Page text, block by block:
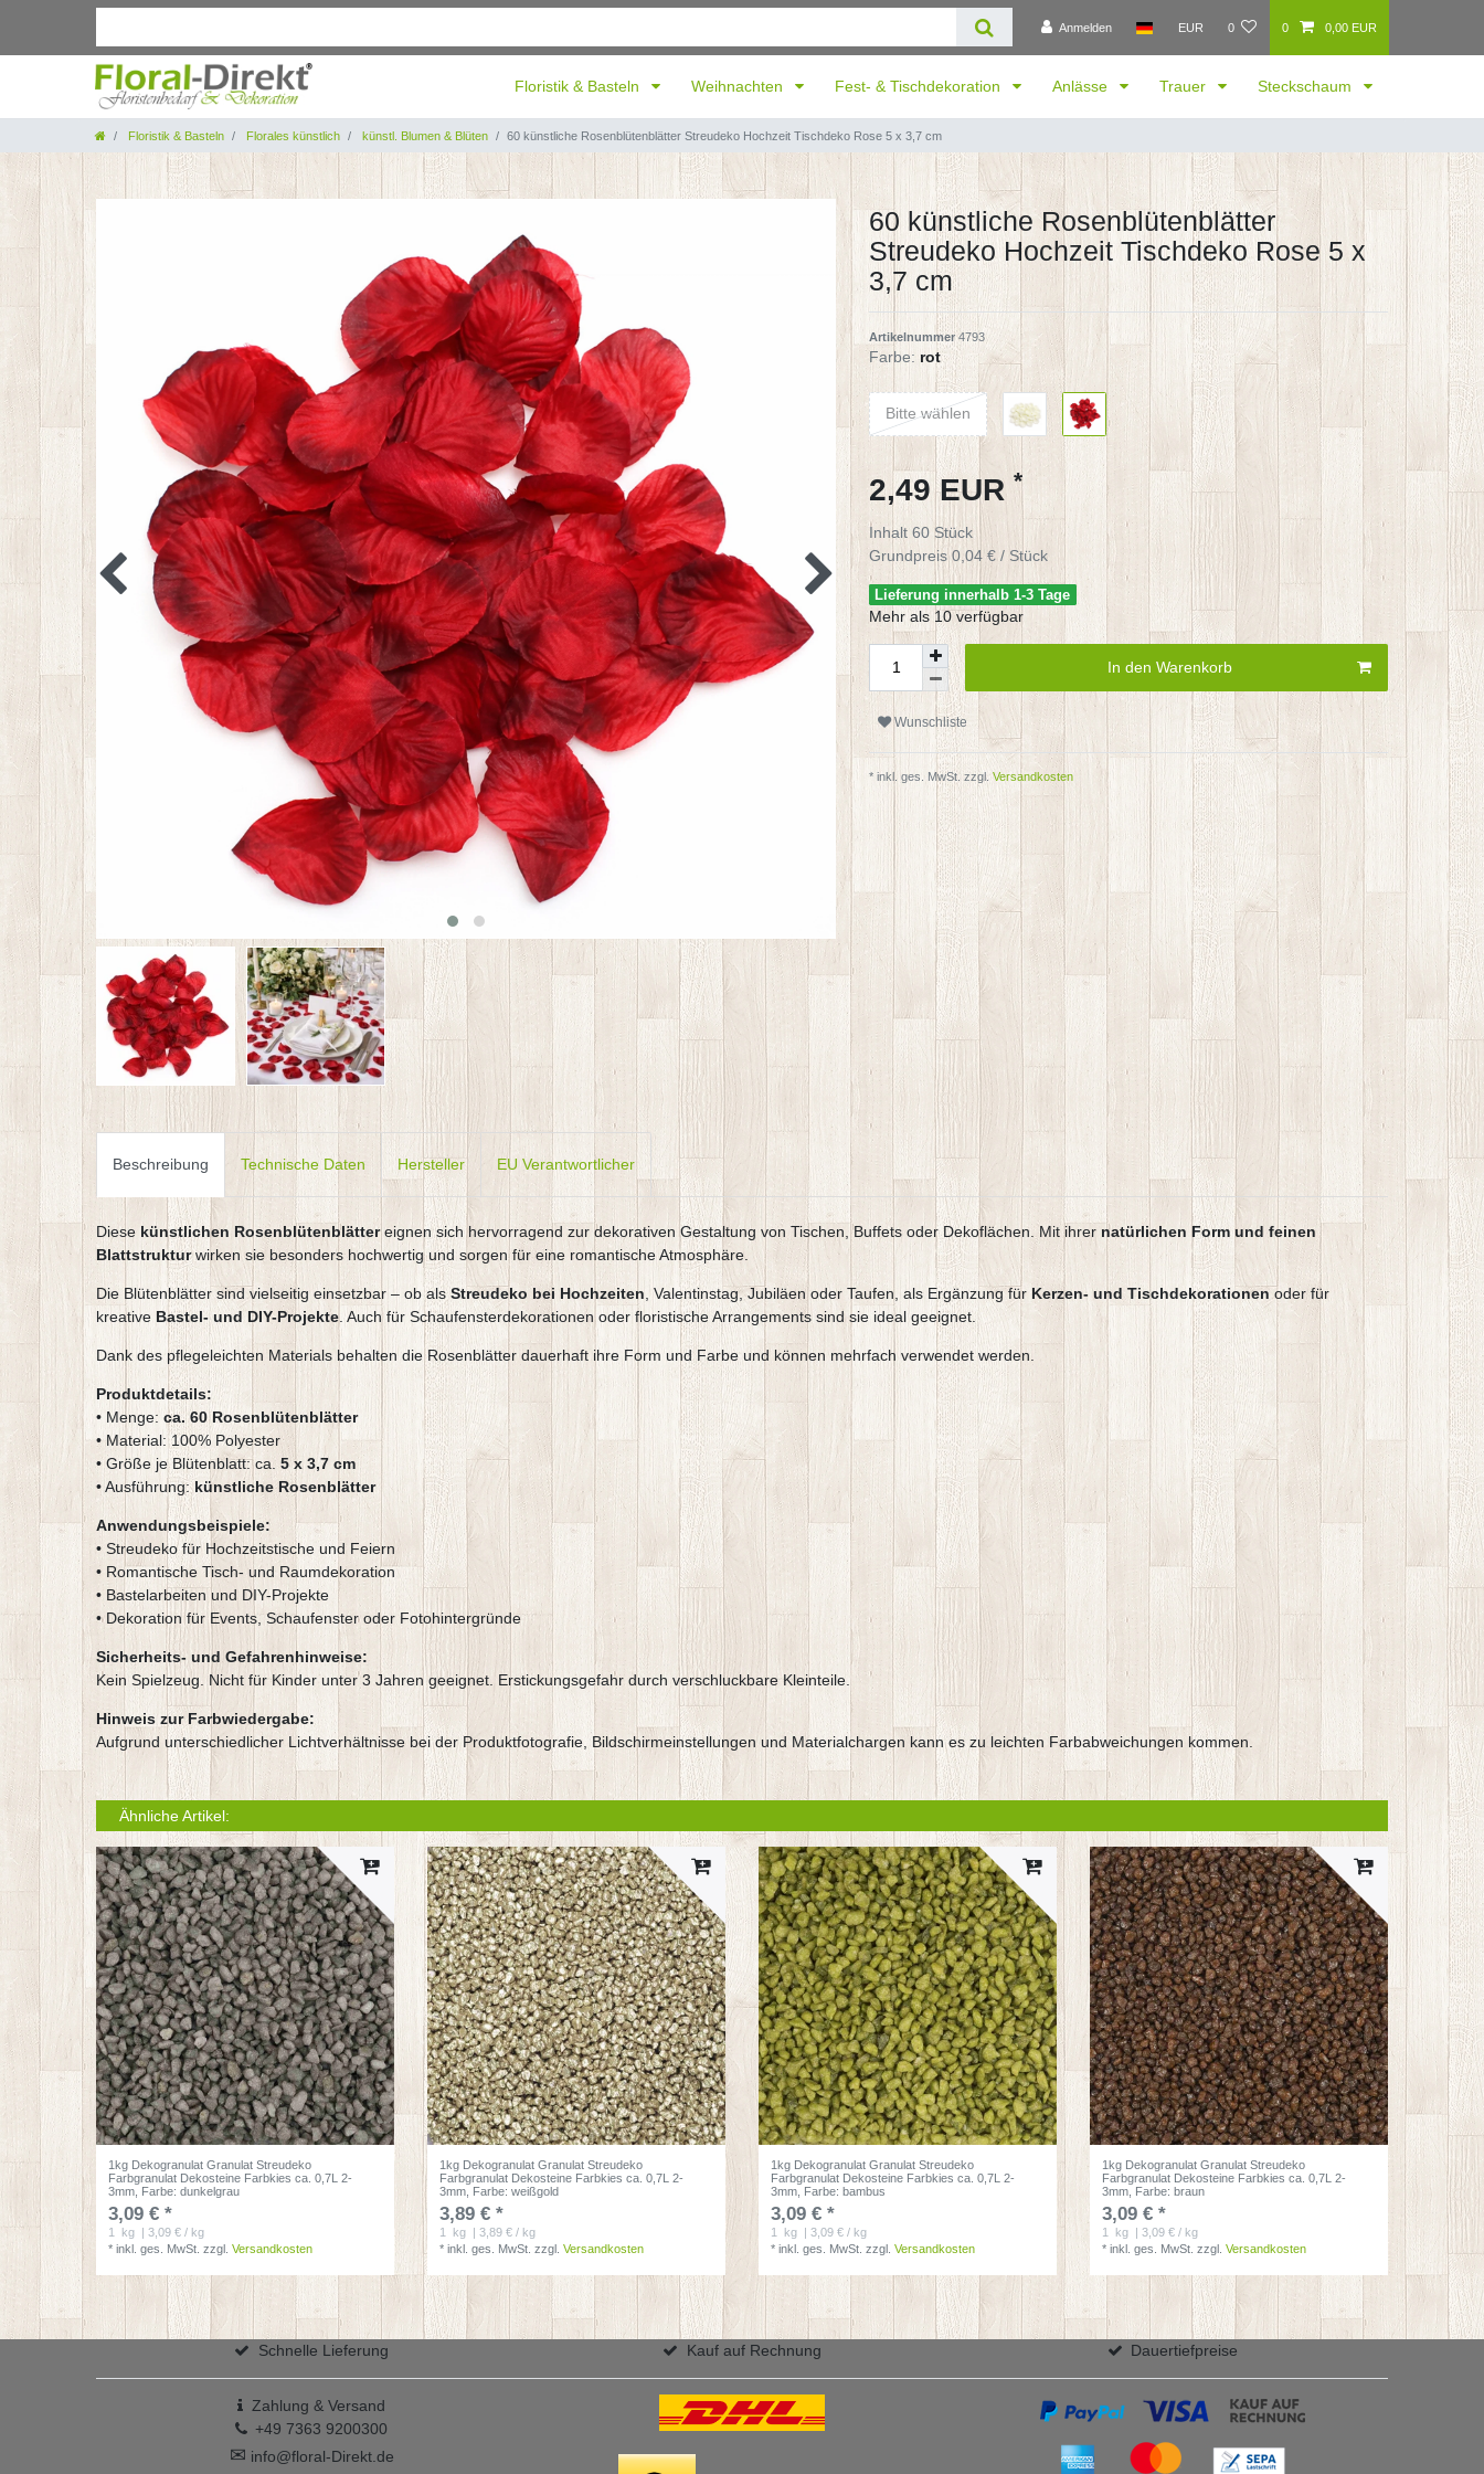
Anmelden EUR 0 0 0,00 EUR
Floristik & Basteln Weihnachten Fest- & Tischdekoration Anlässe Trauer Steckschaum
Floristik & Basteln Florales künstlich künstl. Blumen & Blüten 60 künstliche Rosenblütenblätter Streudeko Hochzeit Tischdeko Rose 5 x 3,7 cm
60 künstliche Rosenblütenblätter
Streudeko Hochzeit Tischdeko Rose 5 x
3,7 cm
Artikelnummer 4793
Farbe: rot
Bitte wählen
2,49 EUR *
Inhalt 60 Stück
Grundpreis 0,04 € / Stück
Lieferung innerhalb 1-3 Tage
Mehr als 10 verfügbar
In den Warenkorb
Wunschliste
* inkl. ges. MwSt. zzgl. Versandkosten
Beschreibung Technische Daten Hersteller EU Verantwortlicher
Diese künstlichen Rosenblütenblättereignen sich hervorragend zur dekorativen Gestaltung von Tischen, Buffets oder Dekoflächen. Mit ihrer natürlichen Form und feinen
Blattstrukturwirken sie besonders hochwertig und sorgen für eine romantische Atmosphäre.
Die Blütenblätter sind vielseitig einsetzbar – ob alsStreudeko bei Hochzeiten, Valentinstag, Jubiläen oder Taufen, als Ergänzung für Kerzen- und Tischdekorationenoder für
kreative Bastel- und DIY-Projekte. Auch für Schaufensterdekorationen oder floristische Arrangements sind sie ideal geeignet.
Dank des pflegeleichten Materials behalten die Rosenblätter dauerhaft ihre Form und Farbe und können mehrfach verwendet werden.
Produktdetails:
• Menge: ca. 60 Rosenblütenblätter
• Material: 100% Polyester
• Größe je Blütenblatt: ca. 5 x 3,7 cm
• Ausführung:künstliche Rosenblätter
Anwendungsbeispiele:
• Streudeko für Hochzeitstische und Feiern
• Romantische Tisch- und Raumdekoration
• Bastelarbeiten und DIY-Projekte
• Dekoration für Events, Schaufenster oder Fotohintergründe
Sicherheits- und Gefahrenhinweise:
Kein Spielzeug. Nicht für Kinder unter 3 Jahren geeignet. Erstickungsgefahr durch verschluckbare Kleinteile.
Hinweis zur Farbwiedergabe:
Aufgrund unterschiedlicher Lichtverhältnisse bei der Produktfotografie, Bildschirmeinstellungen und Materialchargen kann es zu leichten Farbabweichungen kommen.
Ähnliche Artikel:
1kg Dekogranulat Granulat Streudeko
Farbgranulat Dekosteine Farbkies ca. 0,7L 2-
3mm , Farbe: dunkelgrau
3,09 € *
1 kg | 3,09 € / kg
*inkl. ges. MwSt. zzgl.Versandkosten
1kg Dekogranulat Granulat Streudeko
Farbgranulat Dekosteine Farbkies ca. 0,7L 2-
3mm , Farbe: weißgold
3,89 € *
1 kg | 3,89 € / kg
*inkl. ges. MwSt. zzgl.Versandkosten
1kg Dekogranulat Granulat Streudeko
Farbgranulat Dekosteine Farbkies ca. 0,7L 2-
3mm , Farbe: bambus
3,09 € *
1 kg | 3,09 € / kg
*inkl. ges. MwSt. zzgl.Versandkosten
1kg Dekogranulat Granulat Streudeko
Farbgranulat Dekosteine Farbkies ca. 0,7L 2-
3mm , Farbe: braun
3,09 € *
1 kg | 3,09 € / kg
*inkl. ges. MwSt. zzgl.Versandkosten
Schnelle Lieferung Kauf auf Rechnung Dauertiefpreise
Zahlung & Versand
+49 7363 9200300
✉ info@floral-Direkt.de